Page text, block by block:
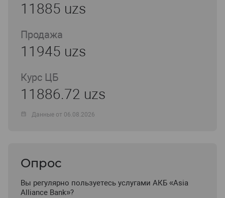
11885 uzs
Продажа
11945 uzs
Курс ЦБ
11886.72 uzs
Данные от 06.08.2026
Опрос
Вы регулярно пользуетесь услугами АКБ «Asia
Alliance Bank»?